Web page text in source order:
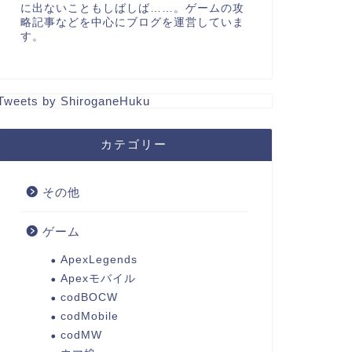
に出ないこともしばしば……。ゲームの攻
略記事などを中心にブログを運営していま
す。
by ShiroganeHuku
カテゴリー
その他
ゲーム
ApexLegends
Apexモバイル
codBOCW
codMobile
codMW